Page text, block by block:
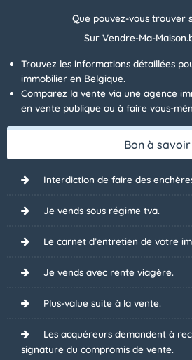
Que pouvez-vous trouver
Sur Vendre-Ma-
Trouvez les informations détaillées
immobilier en Belgique.
Comparez la vente via une agence
en vente publique ou à faire vous-
Bon à savoir
Interdiction de faire des
Je vends sous régime tva.
Le carnet d’entretien de votre
Je vends avec rente viagère.
Plus-value suite à la vente.
Les acquéreurs demandent à
signature du compromis de vente.